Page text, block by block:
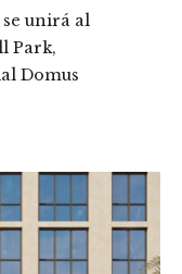
unirá al
Park,
Domus